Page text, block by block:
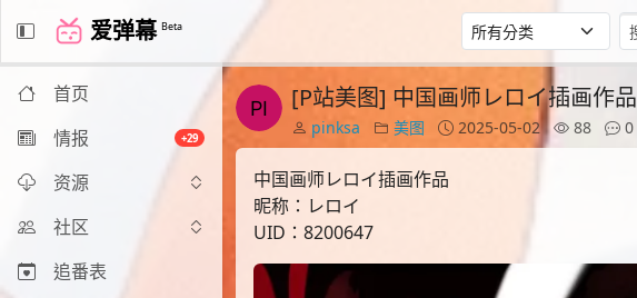
爱弹幕 Beta
首页
情报
+29
资源
社区
追番表
[P站美图] 中国画师レロイ插画作品
pinksa 美图 2025-05-02 88 0
中国画师レロイ插画作品
昵称：レロイ
UID：8200647